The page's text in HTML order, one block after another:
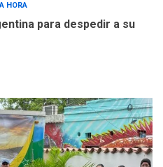
HORA
para despedir a su